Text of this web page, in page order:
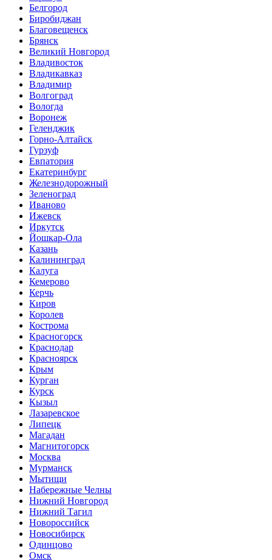
Белгород
Биробиджан
Благовещенск
Брянск
Великий Новгород
Владивосток
Владикавказ
Владимир
Волгоград
Вологда
Воронеж
Геленджик
Горно-Алтайск
Гурзуф
Евпатория
Екатеринбург
Железнодорожный
Зеленоград
Иваново
Ижевск
Иркутск
Йошкар-Ола
Казань
Калининград
Калуга
Кемерово
Керчь
Киров
Королев
Кострома
Красногорск
Краснодар
Красноярск
Крым
Курган
Курск
Кызыл
Лазаревское
Липецк
Магадан
Магнитогорск
Москва
Мурманск
Мытищи
Набережные Челны
Нижний Новгород
Нижний Тагил
Новороссийск
Новосибирск
Одинцово
Омск